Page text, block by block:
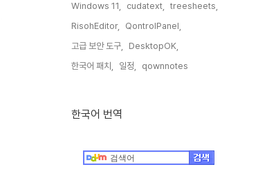
Windows 11,
cudatext,
treesheets,
RisohEditor,
QontrolPanel,
고급 보안 도구,
DesktopOK,
한국어 패치,
일정, qownnotes,
한국어 번역